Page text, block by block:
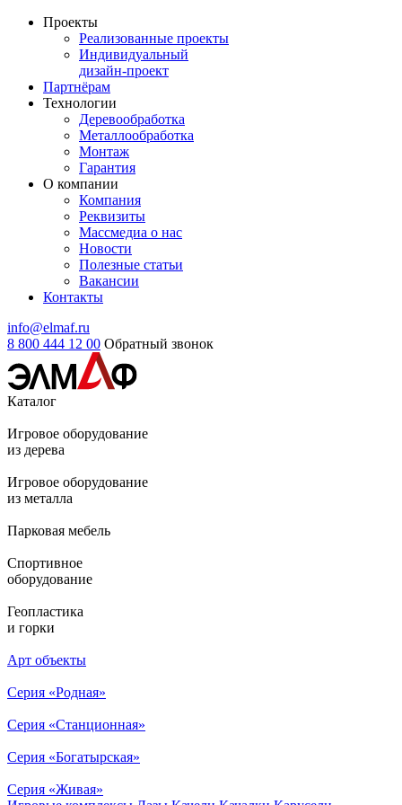
Проекты
Реализованные проекты
Индивидуальный
дизайн-проект
Партнёрам
Технологии
Деревообработка
Металлообработка
Монтаж
Гарантия
О компании
Компания
Реквизиты
Массмедиа о нас
Новости
Полезные статьи
Вакансии
Контакты
info@elmaf.ru
8 800 444 12 00 Обратный звонок
Каталог
Игровое оборудование
из дерева
Игровое оборудование
из металла
Парковая мебель
Спортивное
оборудование
Геопластика
и горки
Арт объекты
Серия «Родная»
Серия «Станционная»
Серия «Богатырская»
Серия «Живая»